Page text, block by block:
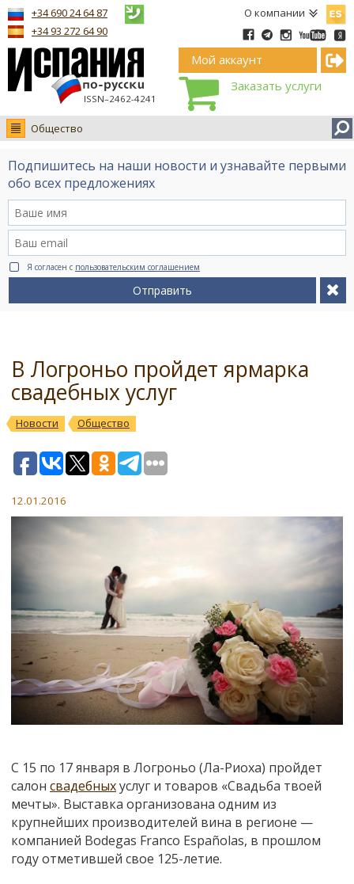
О компании
ISSN–2462-4241
+34 690 24 64 87
+34 93 272 64 90
Мой аккаунт
Заказать услуги
Общество
Новости
Интервью
Видео Ruso.TV
BCN life
Сервис на немецком
Подпишитесь на наши новости и узнавайте первыми
обо всех предложениях
Я согласен с пользовательским соглашением
Отправить
В Логроньо пройдет ярмарка
свадебных услуг
Новости Общество
12.01.2016
С 15 по 17 января в Логроньо (Ла-Риоха) пройдет
салон свадебныхуслуг и товаров «Свадьба твоей
мечты». Выставка организована одним из
крупнейших производителей вина в регионе —
компанией Bodegas Franco Españolas, в прошлом
году отметившей свое 125-летие.